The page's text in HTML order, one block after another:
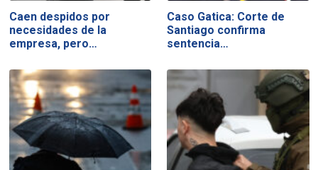
Caen despidos por
necesidades de la
empresa, pero…
Caso Gatica: Corte de
Santiago confirma
sentencia…